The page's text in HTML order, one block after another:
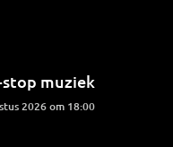
muziek
2026 om 18:00